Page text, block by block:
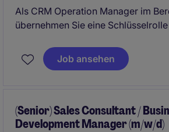
Als CRM Operation Manager im
übernehmen Sie eine
Sie sind verantwortlich für die
reibungslosen Systemnutzung und
Job ansehen
(Senior) Sales Consultant /
Development Manager (m/w/d)